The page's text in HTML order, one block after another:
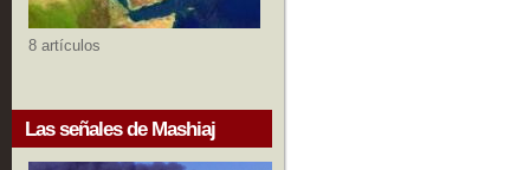
8 artículos
Las señales de Mashiaj